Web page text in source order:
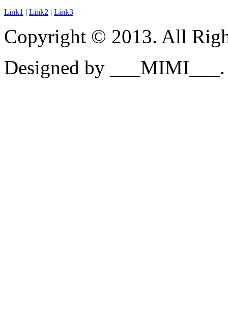
Link1 | Link2 | Link3
Copyright © 2013. All
Designed by ___MIMI___.